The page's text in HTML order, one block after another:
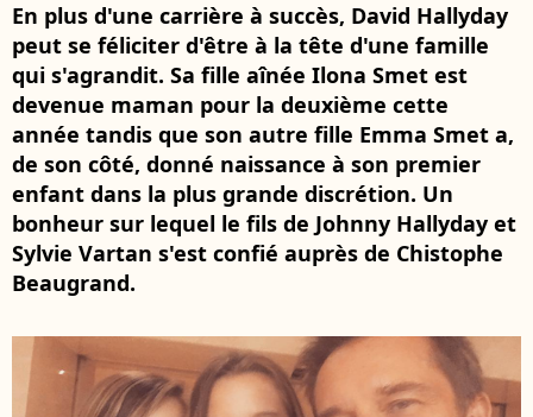
En plus d'une carrière à succès, David Hallyday
peut se féliciter d'être à la tête d'une famille
qui s'agrandit. Sa fille aînée Ilona Smet est
devenue maman pour la deuxième cette
année tandis que son autre fille Emma Smet a,
de son côté, donné naissance à son premier
enfant dans la plus grande discrétion. Un
bonheur sur lequel le fils de Johnny Hallyday et
Sylvie Vartan s'est confié auprès de Chistophe
Beaugrand.